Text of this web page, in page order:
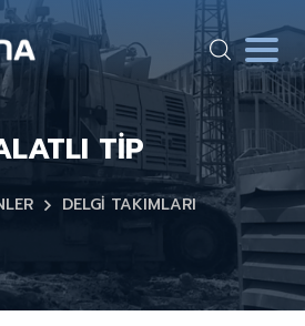
TIP
DELGİ TAKIMLARI